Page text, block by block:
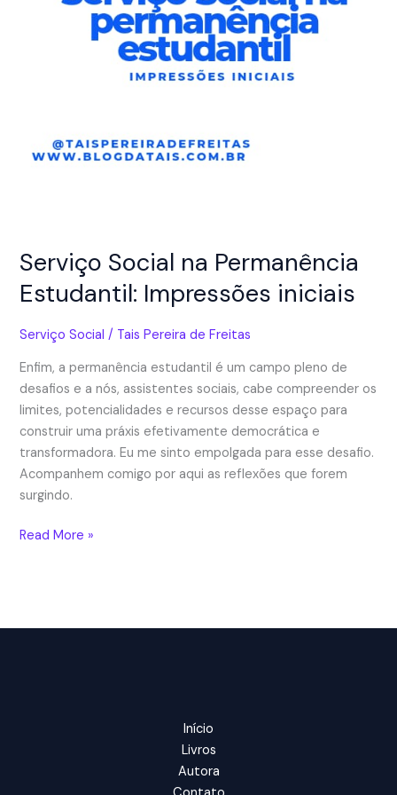
Serviço Social na Permanência
Estudantil: Impressões iniciais
Serviço Social / Tais Pereira de Freitas
Enfim, a permanência estudantil é um campo pleno de
desafios e a nós, assistentes sociais, cabe compreender os
limites, potencialidades e recursos desse espaço para
construir uma práxis efetivamente democrática e
transformadora. Eu me sinto empolgada para esse desafio.
Acompanhem comigo por aqui as reflexões que forem
surgindo.
Serviço
Read More »
Início
Livros
Autora